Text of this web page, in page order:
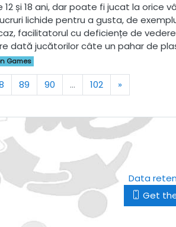
și 18 ani, dar poate fi jucat la orice
lichide pentru a gusta, de
facilitatorul cu deficiențe de
dată jucătorilor câte un pahar de
Games
89 90 … 102 »Next
Data
Get